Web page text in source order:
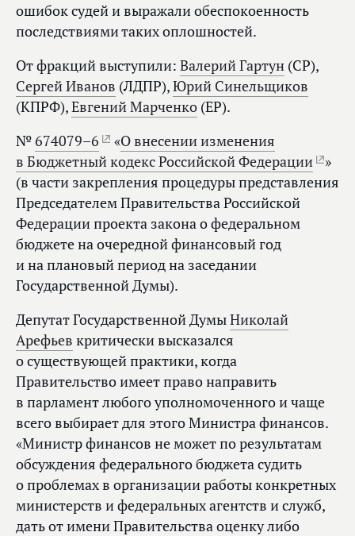
ошибок судей и выражали обеспокоенность
последствиями таких оплошностей.
От фракций выступили: Валерий Гартун (СР),
Сергей Иванов (ЛДПР),Юрий Синельщиков
(КПРФ),Евгений Марченко (ЕР).
№ 674079–6 «О внесении изменения
в Бюджетный кодекс Российской Федерации
»
(в части закрепления процедуры представления
Председателем Правительства Российской
Федерации проекта закона о федеральном
бюджете на очередной финансовый год
и на плановый период на заседании
Государственной Думы).
Депутат Государственной ДумыНиколай
Арефьев критически высказался
о существующей практики, когда
Правительство имеет право направить
в парламент любого уполномоченного и чаще
всего выбирает для этого Министра финансов.
«Министр финансов не может по результатам
обсуждения федерального бюджета судить
о проблемах в организации работы конкретных
министерств и федеральных агентств и служб,
дать от имени Правительства оценку либо